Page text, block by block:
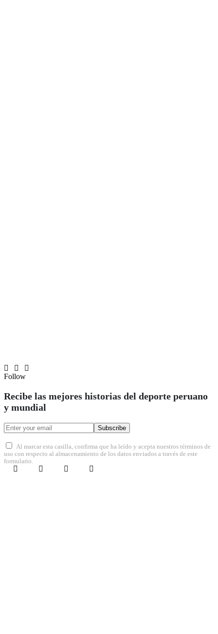
Follow
Recibe las mejores historias del deporte peruano
y mundial
Subscribe
Al marcar esta casilla, confirma que ha leído y acepta nuestros términos de
uso con respecto al almacenamiento de los datos enviados a través de este
formulario.